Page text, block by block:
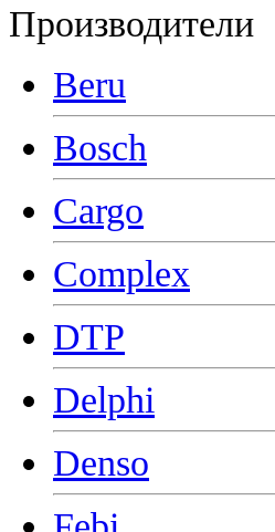
Производители
Beru
Bosch
Cargo
Complex
DTP
Delphi
Denso